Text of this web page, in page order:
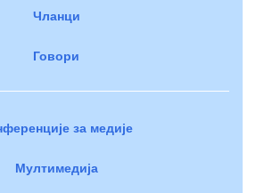
Чланци
Говори
за медије
Мултимедија